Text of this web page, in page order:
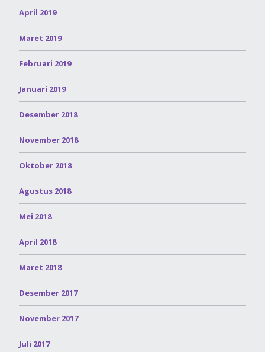
April 2019
Maret 2019
Februari 2019
Januari 2019
Desember 2018
November 2018
Oktober 2018
Agustus 2018
Mei 2018
April 2018
Maret 2018
Desember 2017
November 2017
Juli 2017